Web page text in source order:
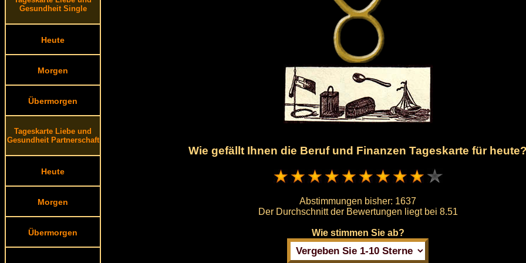
Gesundheit Single
Heute
Morgen
Übermorgen
Tageskarte Liebe und
Gesundheit Partnerschaft
Heute
Morgen
Übermorgen
Wie gefällt Ihnen die Beruf und Finanzen Tageskarte für
Abstimmungen bisher: 1637
Der Durchschnitt der Bewertungen liegt bei 8.51
Wie stimmen Sie ab?